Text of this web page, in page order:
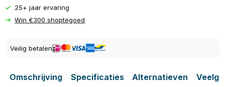
25+ jaar ervaring
Win €300 shoptegoed
Veilig betalen
Omschrijving Specificaties Alternatieven